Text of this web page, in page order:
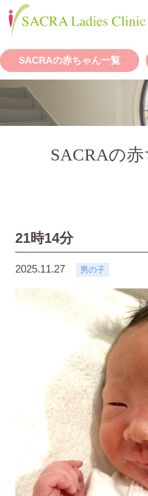
SACRAの赤ちゃん一覧
SACRAの
21時14分
2025.11.27 男の子